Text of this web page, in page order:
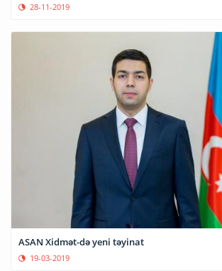
28-11-2019
ASAN Xidmət-də yeni təyinat
19-03-2019